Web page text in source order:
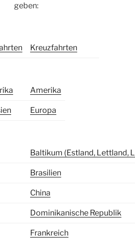
geben:
Kreuzfahrten
Amerika
Europa
Baltikum (Estland, Lettland,
Brasilien
China
Dominikanische Republik
Frankreich